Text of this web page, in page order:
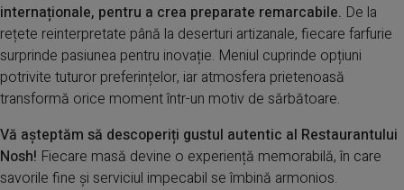
internaționale, pentru a crea preparate remarcabile. De la
rețete reinterpretate până la deserturi artizanale, fiecare farfurie
surprinde pasiunea pentru inovație. Meniul cuprinde opțiuni
potrivite tuturor preferințelor, iar atmosfera prietenoasă
transformă orice moment într-un motiv de sărbătoare.
Vă așteptăm să descoperiți gustul autentic al Restaurantului
Nosh! Fiecare masă devine o experiență memorabilă, în care
savorile fine și serviciul impecabil se îmbină armonios.